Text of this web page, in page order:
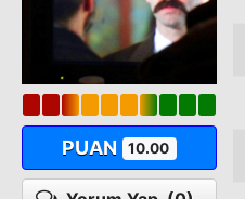
PUAN 10.00